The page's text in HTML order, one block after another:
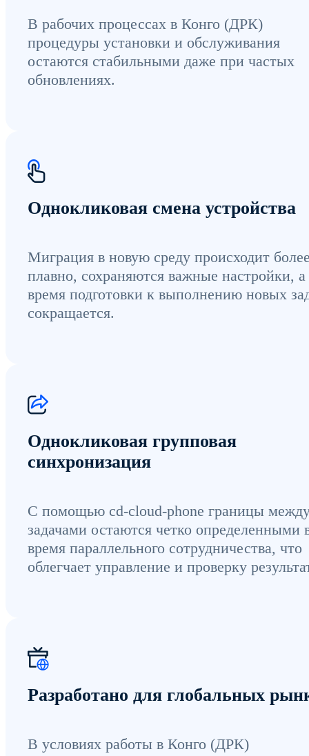
В рабочих процессах в Конго (ДРК)
процедуры установки и обслуживания
остаются стабильными даже при частых
обновлениях.
Однокликовая смена устройства
Миграция в новую среду происходит
плавно, сохраняются важные настройки, а
время подготовки к выполнению новых
сокращается.
Однокликовая групповая
синхронизация
С помощью cd-cloud-phone границы
задачами остаются четко определенными
время параллельного сотрудничества, что
облегчает управление и проверку
Разработано для глобальных
В условиях работы в Конго (ДРК)